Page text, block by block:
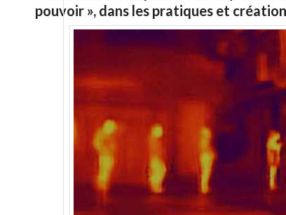
pouvoir », dans les pratiques et